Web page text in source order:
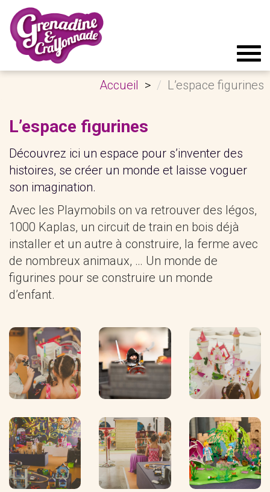
Accueil
L’espace figurines
L’espace figurines
Découvrez ici un espace pour s’inventer des
histoires, se créer un monde et laisse voguer
son imagination.
Avec les Playmobils on va retrouver des légos,
1000 Kaplas, un circuit de train en bois déjà
installer et un autre à construire, la ferme avec
de nombreux animaux, … Un monde de
figurines pour se construire un monde
d’enfant.